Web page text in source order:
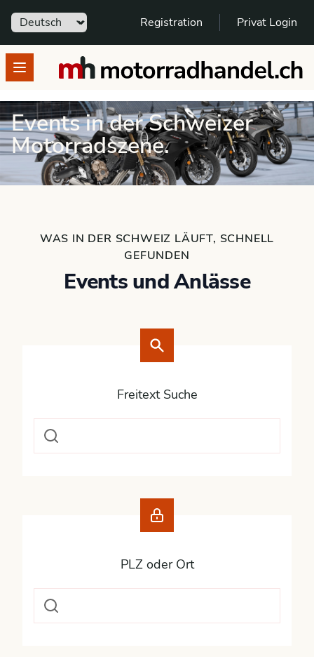
Sprache Registration Privat Login
Open menumotorradhandel.ch
Events in der Schweizer
Motorradszene.
WAS IN DER SCHWEIZ LÄUFT, SCHNELL
GEFUNDEN
Events und Anlässe
Freitext Suche
PLZ oder Ort